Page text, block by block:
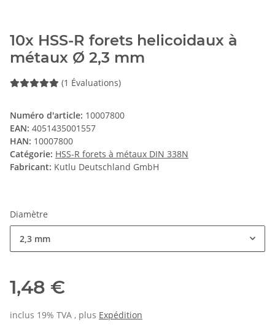
10x HSS-R forets helicoidaux à
métaux Ø 2,3 mm
(1 Évaluations)
Numéro d'article: 10007800
EAN: 4051435001557
HAN: 10007800
Catégorie: HSS-R forets à métaux DIN 338N
Fabricant: Kutlu Deutschland GmbH
Diamètre
2,3 mm
1,48 €
inclus 19% TVA , plus Expédition